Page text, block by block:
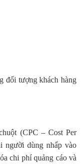
đối tượng khách hàng
(CPC – Cost Per
người dùng nhấp vào
chi phí quảng cáo và